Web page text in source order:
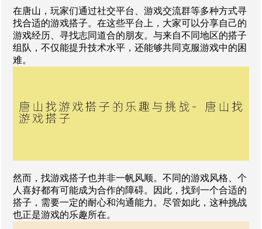
在唐山，玩家们通过社交平台、游戏交流群等多种方式寻
找合适的游戏搭子。在这些平台上，大家可以分享自己的
游戏经历、寻找志同道合的朋友。与来自不同地区的搭子
组队，不仅能提升技术水平，还能够共同克服游戏中的困
难。
然而，找游戏搭子也并非一帆风顺。不同的游戏风格、个
人喜好都有可能成为合作的障碍。因此，找到一个合适的
搭子，需要一定的耐心和沟通能力。尽管如此，这种挑战
也正是游戏的乐趣所在。